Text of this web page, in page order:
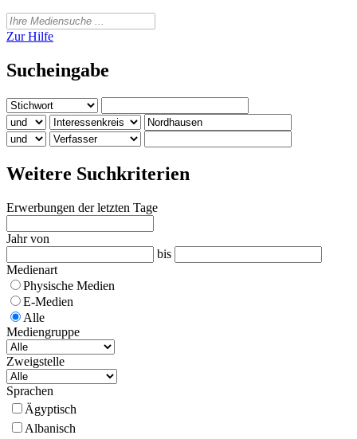
Zur Hilfe
Sucheingabe
Weitere Suchkriterien
Erwerbungen der letzten Tage
Jahr von
bis
Medienart
Physische Medien
E-Medien
Alle
Mediengruppe
Zweigstelle
Sprachen
Ägyptisch
Albanisch